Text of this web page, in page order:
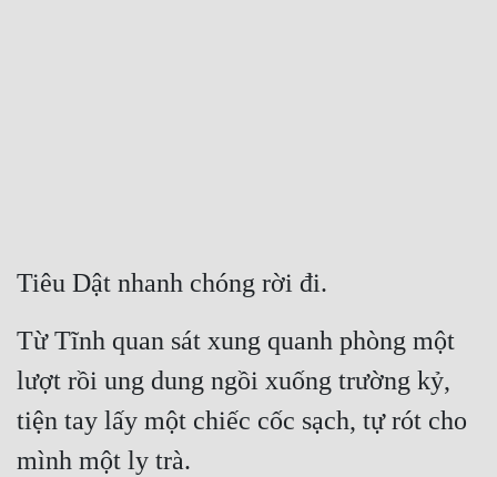
Xa Lộ Dịch
Cung Đấu
Cạnh Kỹ
Cổ Tiên Hiệp
Tiêu Dật nhanh chóng rời đi.
Từ Tĩnh quan sát xung quanh phòng một
lượt rồi ung dung ngồi xuống trường kỷ,
tiện tay lấy một chiếc cốc sạch, tự rót cho
mình một ly trà.